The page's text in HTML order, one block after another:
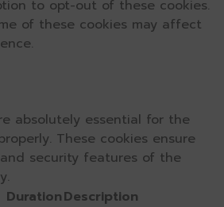
to opt-out of these cookies.
of these cookies may affect
absolutely essential for the
These cookies ensure
security features of the
DurationDescription